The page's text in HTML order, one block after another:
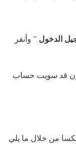
الدخول ” وأنقر
قد سويت حساب
من خلال ما يلي